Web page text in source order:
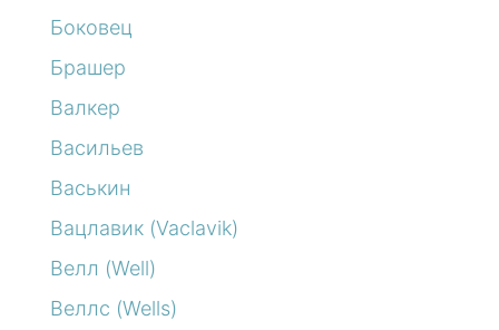
Боковец
Брашер
Валкер
Васильев
Васькин
Вацлавик (Vaclavik)
Велл (Well)
Веллс (Wells)